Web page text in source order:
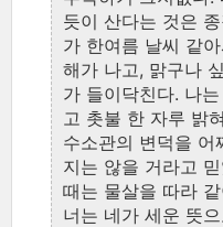
듯이 산다는 것은
가 한여름 날씨 같
해가 나고, 맑구나
가 들이닥친다. 나
고 촛불 한 자루 밝
수소관의 변덕을
지는 않을 거라고
때는 물살을 따라
너는 네가 세운 뜻